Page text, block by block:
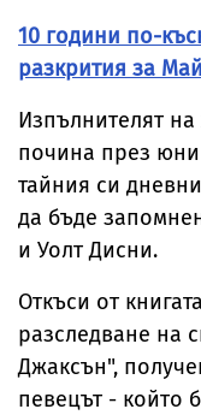
10 години по-
разкрития за
Изпълнителят
почина през
тайния си
да бъде
и Уолт Дисни.
Откъси от
разследване на
Джаксън",
певецът - който